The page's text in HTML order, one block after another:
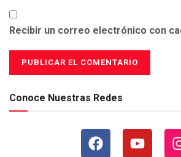
Recibir un correo electrónico con
Conoce Nuestras Redes